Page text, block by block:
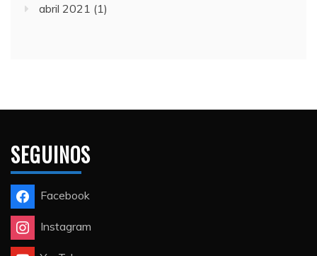
abril 2021 (1)
SEGUINOS
Facebook
Instagram